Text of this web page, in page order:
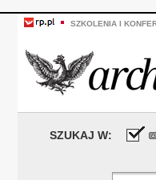
SZKOLENIA I
SZUKAJ W: